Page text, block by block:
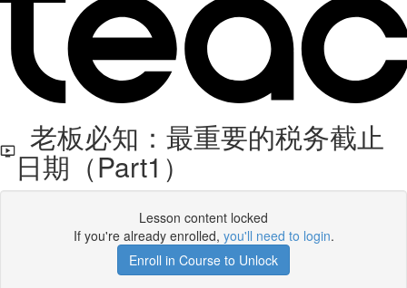
老板必知：最重要的税务截止
日期（Part1）
Lesson content locked
If you're already enrolled, you'll need to login.
Enroll in Course to Unlock